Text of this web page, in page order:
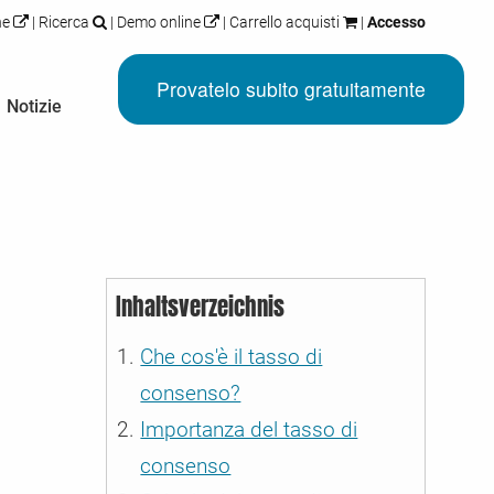
| Ricerca | Demo online | Carrello acquisti | Accesso
Provatelo subito gratuitamente
ai cookie e
a tutti i
sono
al
o
Notizie
Inhaltsverzeichnis
Che cos'è il tasso di
consenso?
Importanza del tasso di
consenso